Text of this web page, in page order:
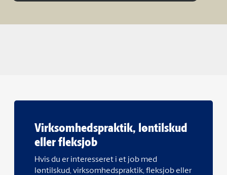
Virksomhedspraktik, løntilskud
eller fleksjob
Hvis du er interesseret i et job med
løntilskud, virksomhedspraktik, fleksjob eller